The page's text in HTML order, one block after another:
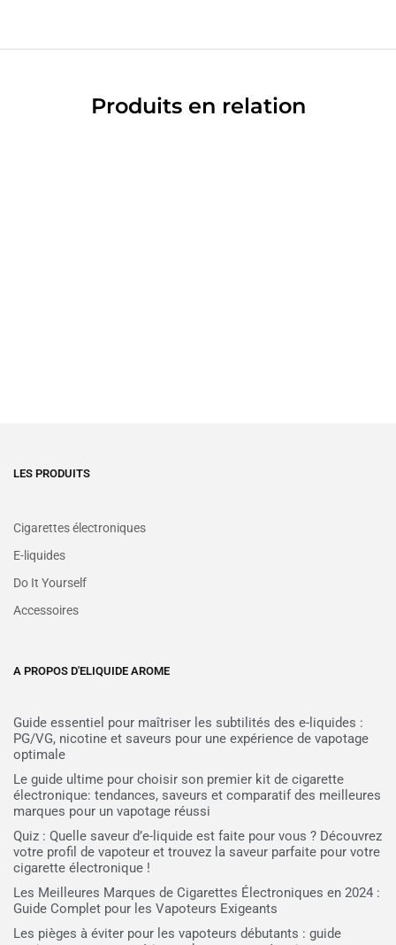
Produits en relation
LES PRODUITS
Cigarettes électroniques
E-liquides
Do It Yourself
Accessoires
A PROPOS D'ELIQUIDE AROME
Guide essentiel pour maîtriser les subtilités des e-liquides :
PG/VG, nicotine et saveurs pour une expérience de vapotage
optimale
Le guide ultime pour choisir son premier kit de cigarette
électronique: tendances, saveurs et comparatif des meilleures
marques pour un vapotage réussi
Quiz : Quelle saveur d’e-liquide est faite pour vous ? Découvrez
votre profil de vapoteur et trouvez la saveur parfaite pour votre
cigarette électronique !
Les Meilleures Marques de Cigarettes Électroniques en 2024 :
Guide Complet pour les Vapoteurs Exigeants
Les pièges à éviter pour les vapoteurs débutants : guide